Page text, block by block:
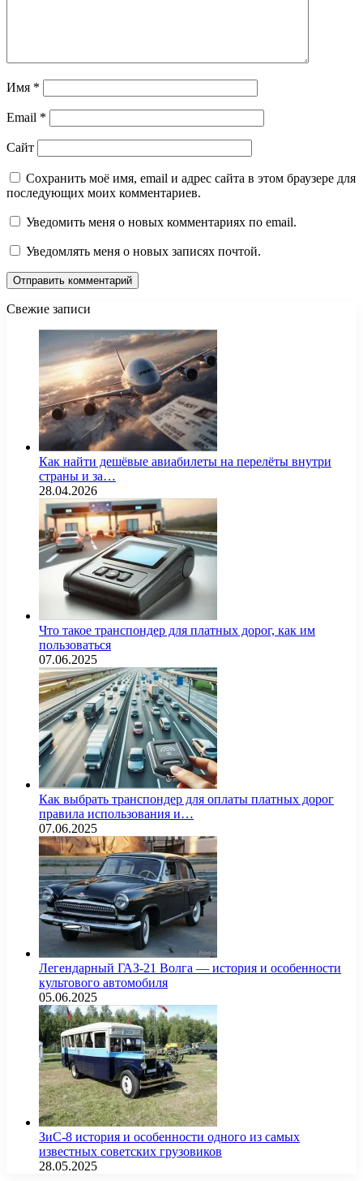
Имя *
Email *
Сайт
Сохранить моё имя, email и адрес сайта в этом браузере для
последующих моих комментариев.
Уведомить меня о новых комментариях по email.
Уведомлять меня о новых записях почтой.
Свежие записи
Как найти дешёвые авиабилеты на перелёты внутри
страны и за…
28.04.2026
Что такое транспондер для платных дорог, как им
пользоваться
07.06.2025
Как выбрать транспондер для оплаты платных дорог
правила использования и…
07.06.2025
Легендарный ГАЗ-21 Волга — история и особенности
культового автомобиля
05.06.2025
ЗиС-8 история и особенности одного из самых
известных советских грузовиков
28.05.2025